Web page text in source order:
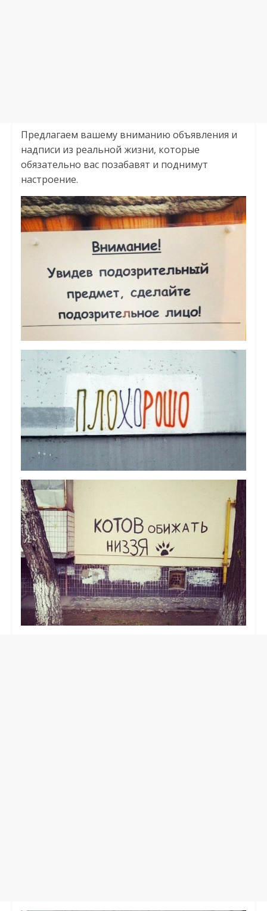
Предлагаем вашему вниманию объявления и
надписи из реальной жизни, которые
обязательно вас позабавят и поднимут
настроение.